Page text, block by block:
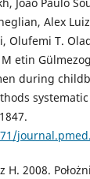
Alex
Olufemi T.
etin
during
systematic
H. 2008.